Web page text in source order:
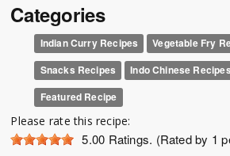
Categories
Indian Curry Recipes
Vegetable Fry
Snacks Recipes
Indo Chinese Recipes
Featured Recipe
Please rate this recipe:
5.00 Ratings. (Rated by 1